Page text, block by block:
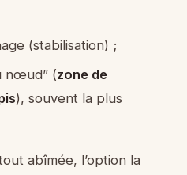
(stabilisation) ;
nœud” (zone de
), souvent la plus
abîmée, l’option la